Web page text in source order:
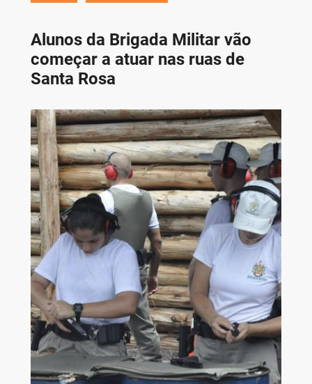
Alunos da Brigada Militar vão
começar a atuar nas ruas de
Santa Rosa